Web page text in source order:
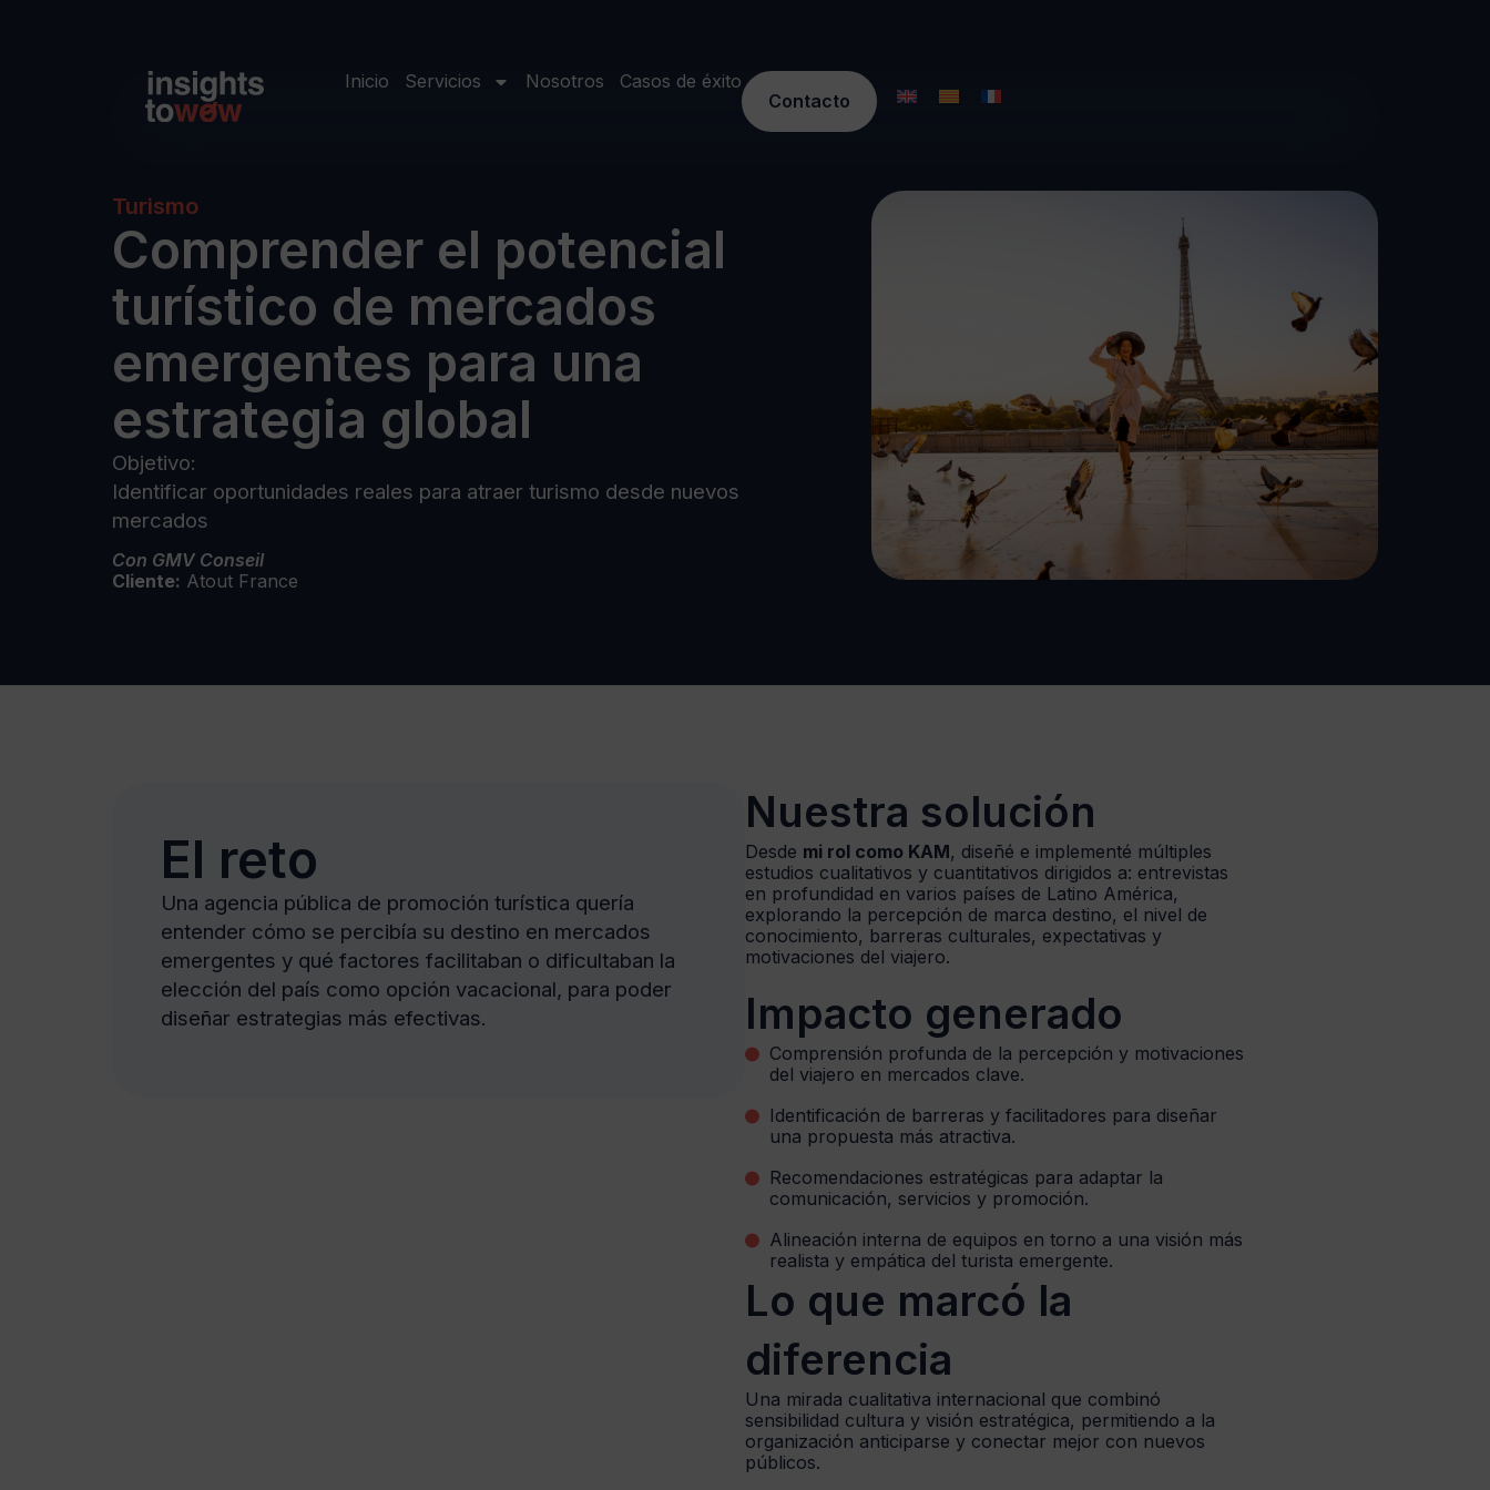
Inicio Servicios Nosotros
Casos de éxito
Contacto
Turismo
Comprender el potencial
turístico de mercados
emergentes para una
estrategia global
Objetivo:
Identificar oportunidades reales para atraer turismo desde nuevos
mercados
Con GMV Conseil
Cliente: Atout France
El reto
Una agencia pública de promoción turística quería
entender cómo se percibía su destino en mercados
emergentes y qué factores facilitaban o dificultaban la
elección del país como opción vacacional, para poder
diseñar estrategias más efectivas.
Nuestra solución
Desde mi rol como KAM, diseñé e implementé múltiples
estudios cualitativos y cuantitativos dirigidos a: entrevistas
en profundidad en varios países de Latino América,
explorando la percepción de marca destino, el nivel de
conocimiento, barreras culturales, expectativas y
motivaciones del viajero.
Impacto generado
Comprensión profunda de la percepción y motivaciones
del viajero en mercados clave.
Identificación de barreras y facilitadores para diseñar
una propuesta más atractiva.
Recomendaciones estratégicas para adaptar la
comunicación, servicios y promoción.
Alineación interna de equipos en torno a una visión más
realista y empática del turista emergente.
Lo que marcó la
diferencia
Una mirada cualitativa internacional que combinó
sensibilidad cultura y visión estratégica, permitiendo a la
organización anticiparse y conectar mejor con nuevos
públicos.